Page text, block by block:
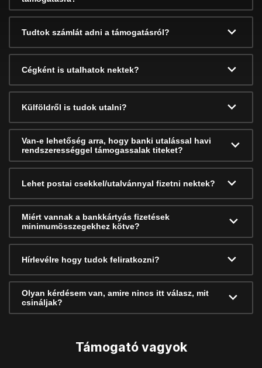
Tudtok számlát adni a támogatásról?
Cégként is utalhatok nektek?
Külföldről is tudok utalni?
Van-e lehetőség arra, hogy banki utalással havi
rendszerességgel támogassalak titeket?
Lehet postai csekkel/utalvánnyal fizetni nektek?
Miért vannak a bankkártyás fizetések
minimumösszegekhez kötve?
Hírlevélre hogy tudok feliratkozni?
Olyan kérdésem van, amire nincs itt válasz, mit
csináljak?
Támogató vagyok